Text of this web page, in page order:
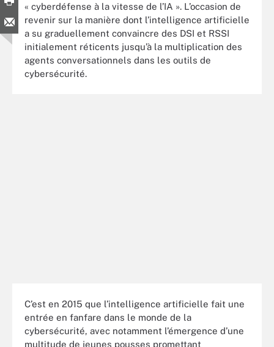
« cyberdéfense à la vitesse de l’IA ». L’occasion de
revenir sur la manière dont l’intelligence artificielle
a su graduellement convaincre des DSI et RSSI
initialement réticents jusqu’à la multiplication des
agents conversationnels dans les outils de
cybersécurité.
C’est en 2015 que l’intelligence artificielle fait une
entrée en fanfare dans le monde de la
cybersécurité, avec notamment l’émergence d’une
multitude de jeunes pousses promettant